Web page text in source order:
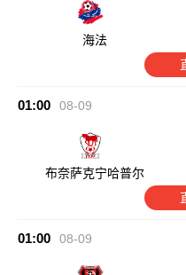
海法
01:00 08-09
布奈萨克宁哈普尔
01:00 08-09